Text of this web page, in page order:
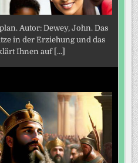
Autor: Dewey, John. Das
in der Erziehung und das
Ihnen auf [...]